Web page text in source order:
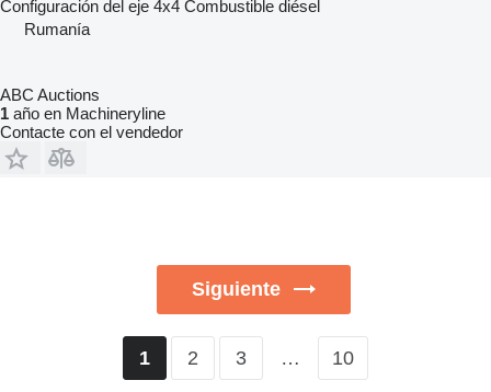
Configuración del eje 4x4 Combustible diésel
Rumanía
ABC Auctions
1 año en Machineryline
Contacte con el vendedor
Siguiente
1 2 3 … 10